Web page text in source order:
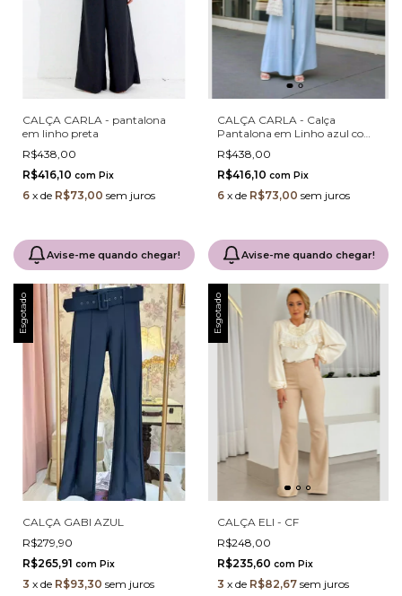
CALÇA CARLA - pantalona
em linho preta
R$438,00
R$416,10 com Pix
6 x de R$73,00 sem juros
Avise-me quando chegar!
CALÇA CARLA - Calça
Pantalona em Linho azul com
Barra Italiana e Cós com
Elastano
R$438,00
R$416,10 com Pix
6 x de R$73,00 sem juros
Avise-me quando chegar!
Esgotado
CALÇA GABI AZUL
R$279,90
R$265,91 com Pix
3 x de R$93,30 sem juros
Esgotado
CALÇA ELI - CF
R$248,00
R$235,60 com Pix
3 x de R$82,67 sem juros